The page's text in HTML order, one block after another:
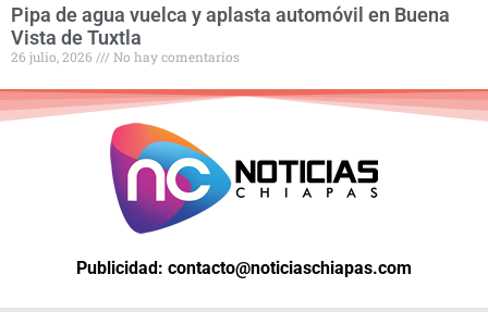
Pipa de agua vuelca y aplasta automóvil en Buena
Vista de Tuxtla
26 julio, 2026 No hay comentarios
Publicidad: contacto@noticiaschiapas.com